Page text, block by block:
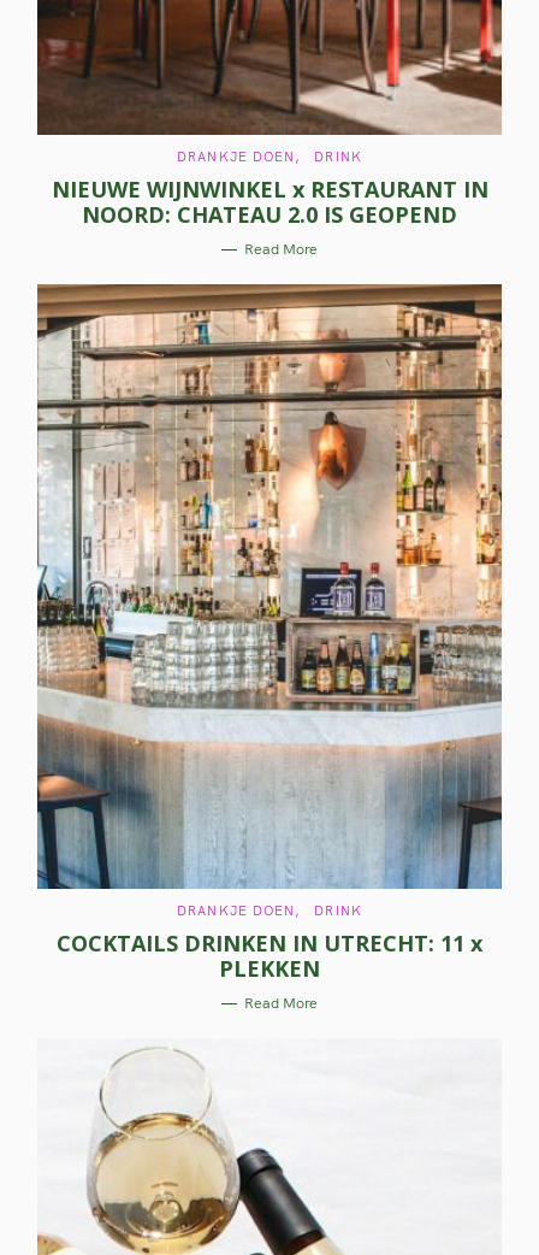
C
T
E
O
R
I
S
DRANKJE DOEN DRINK
NIEUWE WIJNWINKEL x RESTAURANT IN
NOORD: CHATEAU 2.0 IS GEOPEND
Read More
C
T
E
G
O
R
I
DRANKJE DOEN DRINK
COCKTAILS DRINKEN IN UTRECHT: 11 x
PLEKKEN
Read More